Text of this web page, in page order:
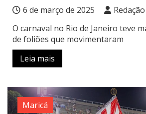
6 de março de 2025
O carnaval no Rio de Janeiro teve
de foliões que movimentaram
Leia mais
Maricá